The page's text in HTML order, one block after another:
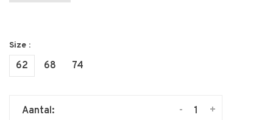
Size :
62 68 74
Aantal: +
-